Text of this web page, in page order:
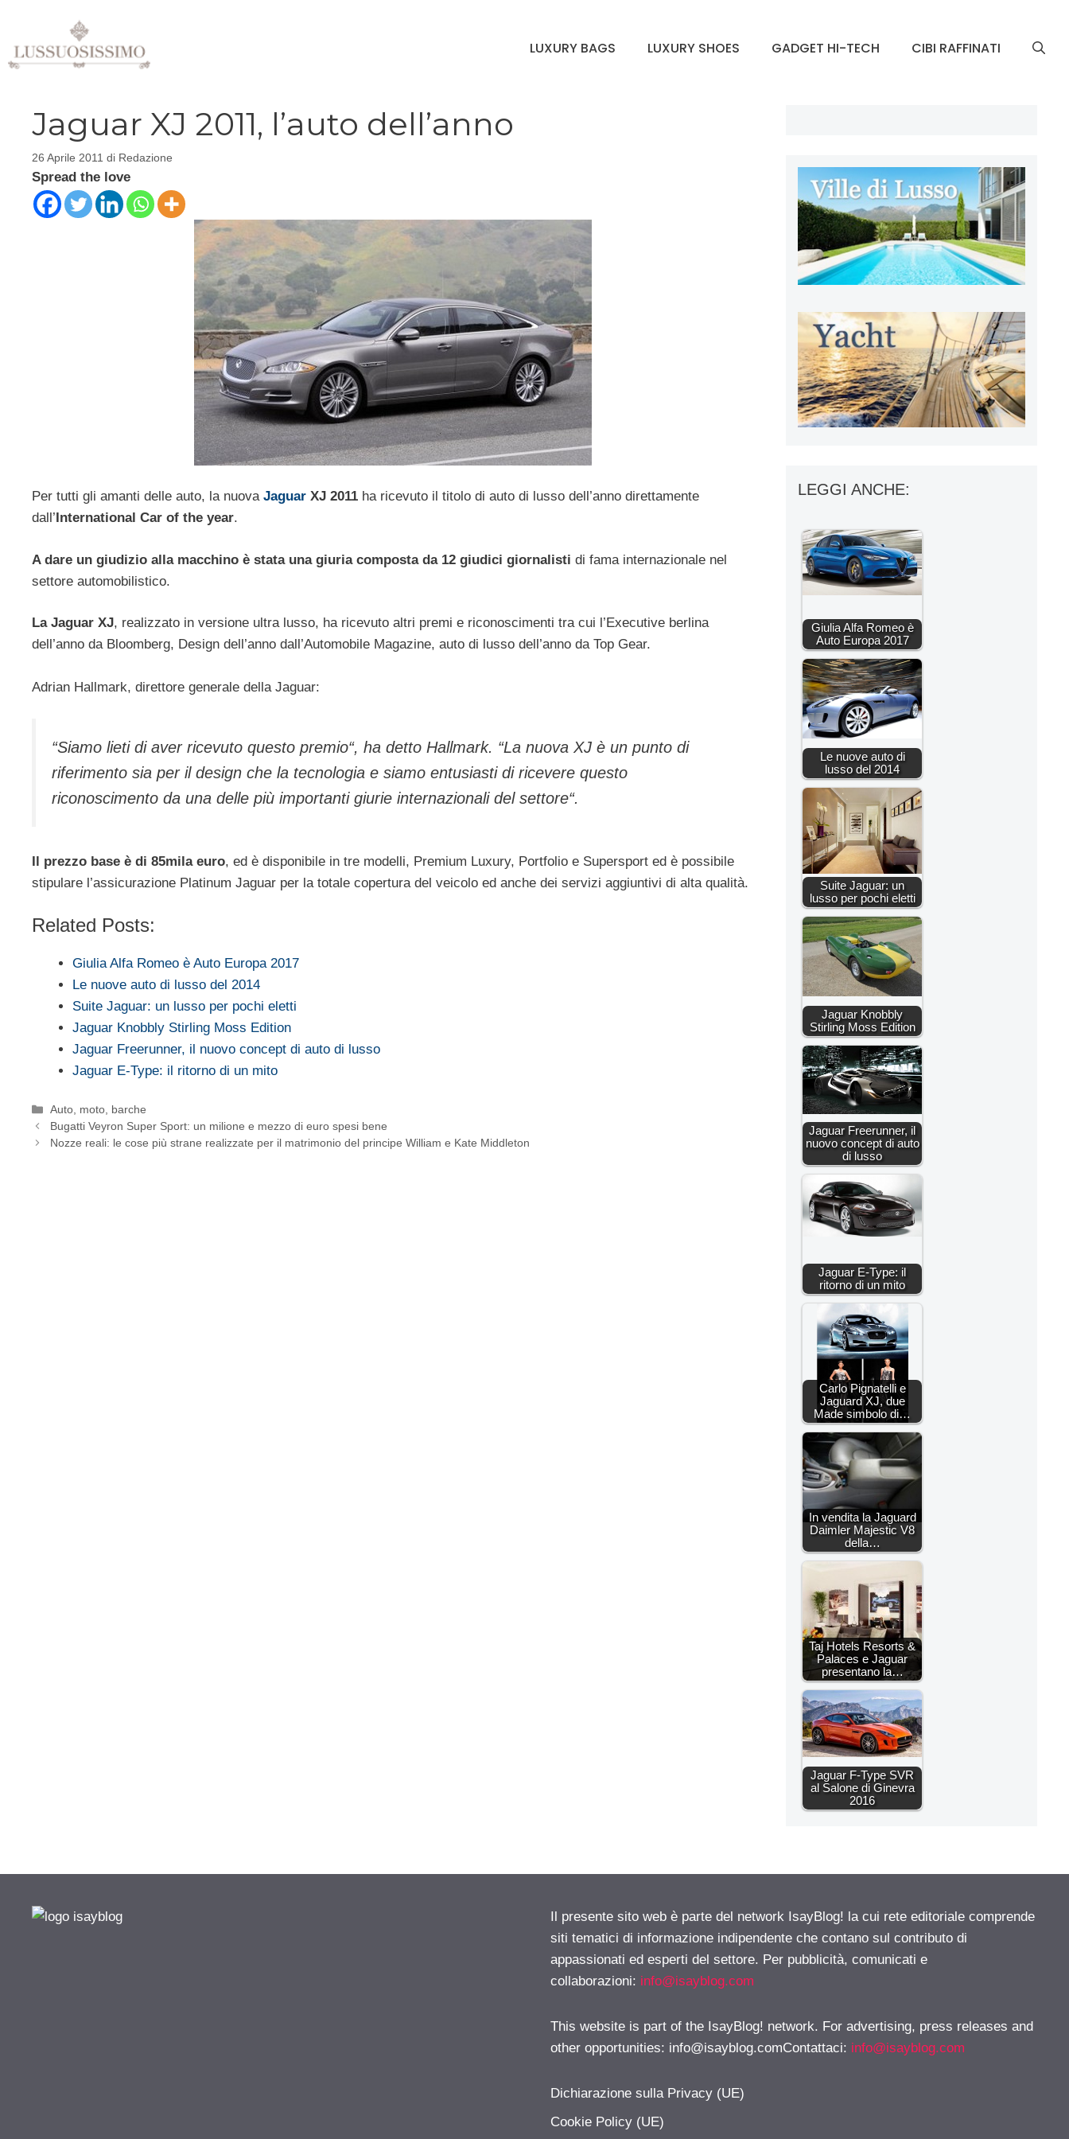
contenuto
LUXURY BAGS LUXURY SHOES GADGET HI-TECH CIBI RAFFINATI
Jaguar XJ 2011, l’auto dell’anno
26 Aprile 2011 di Redazione
Spread the love
Per tutti gli amanti delle auto, la nuova Jaguar XJ 2011 ha ricevuto il titolo di auto di lusso dell’anno direttamente
dall’International Car of the year.
A dare un giudizio alla macchino è stata una giuria composta da 12 giudici giornalisti di fama internazionale nel
settore automobilistico.
La Jaguar XJ, realizzato in versione ultra lusso, ha ricevuto altri premi e riconoscimenti tra cui l’Executive berlina
dell’anno da Bloomberg, Design dell’anno dall’Automobile Magazine, auto di lusso dell’anno da Top Gear.
Adrian Hallmark, direttore generale della Jaguar:
“Siamo lieti di aver ricevuto questo premio“, ha detto Hallmark. “La nuova XJ è un punto di
riferimento sia per il design che la tecnologia e siamo entusiasti di ricevere questo
riconoscimento da una delle più importanti giurie internazionali del settore“.
Il prezzo base è di 85mila euro, ed è disponibile in tre modelli, Premium Luxury, Portfolio e Supersport ed è possibile
stipulare l’assicurazione Platinum Jaguar per la totale copertura del veicolo ed anche dei servizi aggiuntivi di alta qualità.
Related Posts:
Giulia Alfa Romeo è Auto Europa 2017
Le nuove auto di lusso del 2014
Suite Jaguar: un lusso per pochi eletti
Jaguar Knobbly Stirling Moss Edition
Jaguar Freerunner, il nuovo concept di auto di lusso
Jaguar E-Type: il ritorno di un mito
Categorie
Auto, moto, barche
Bugatti Veyron Super Sport: un milione e mezzo di euro spesi bene
Nozze reali: le cose più strane realizzate per il matrimonio del principe William e Kate Middleton
LEGGI ANCHE:
Giulia Alfa Romeo è
Auto Europa 2017
Le nuove auto di
lusso del 2014
Suite Jaguar: un
lusso per pochi eletti
Jaguar Knobbly
Stirling Moss Edition
Jaguar Freerunner, il
nuovo concept di auto
di lusso
Jaguar E-Type: il
ritorno di un mito
Carlo Pignatelli e
Jaguard XJ, due
Made simbolo di…
In vendita la Jaguard
Daimler Majestic V8
della…
Taj Hotels Resorts &
Palaces e Jaguar
presentano la…
Jaguar F-Type SVR
al Salone di Ginevra
2016
Il presente sito web è parte del network IsayBlog! la cui rete editoriale comprende
siti tematici di informazione indipendente che contano sul contributo di
appassionati ed esperti del settore. Per pubblicità, comunicati e
collaborazioni: info@isayblog.com
This website is part of the IsayBlog! network. For advertising, press releases and
other opportunities: info@isayblog.comContattaci: info@isayblog.com
Dichiarazione sulla Privacy (UE)
Cookie Policy (UE)